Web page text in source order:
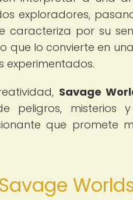
exploradores,
caracteriza por su
que lo convierte en
Savage
peligros, misterios
que promete